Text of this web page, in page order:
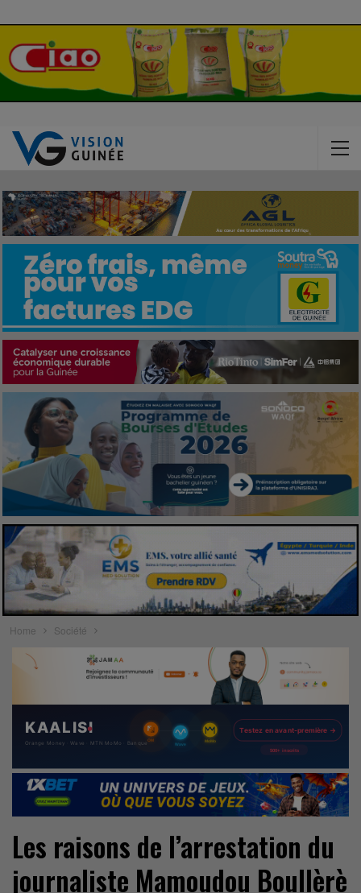
Home Société
Les raisons de l’arrestation du
journaliste Mamoudou Boullèrè